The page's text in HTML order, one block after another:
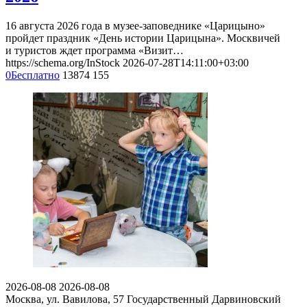
16 августа 2026 года в музее-заповеднике «Царицыно»
пройдет праздник «День истории Царицына». Москвичей
и туристов ждет программа «Визит…
https://schema.org/InStock 2026-07-28T14:11:00+03:00
0Бесплатно 13874 155
2026-08-08 2026-08-08
Москва, ул. Вавилова, 57 Государственный Дарвиновский